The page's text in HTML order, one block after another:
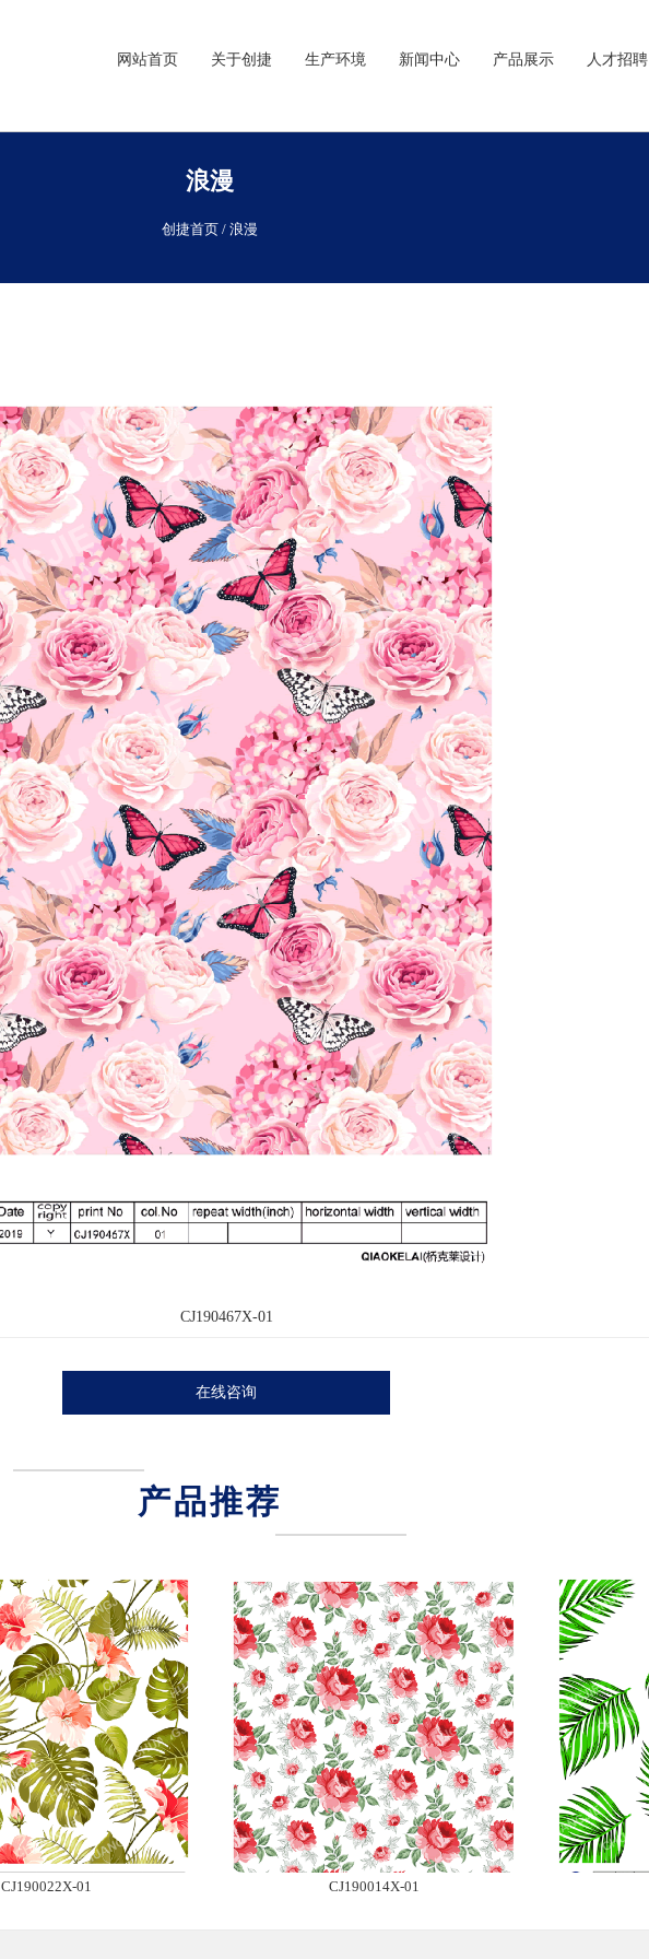
网站首页 关于创捷 生产环境 新闻中心 产品展示 人才招聘
浪漫
创捷首页 / 浪漫
CJ190467X-01
在线咨询
产品推荐
CJ190022X-01 CJ190014X-01